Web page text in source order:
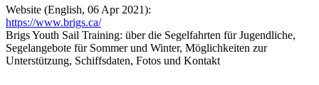
Website (English, 06 Apr 2021):
https://www.brigs.ca/
Brigs Youth Sail Training: über die Segelfahrten für Jugendliche,
Segelangebote für Sommer und Winter, Möglichkeiten zur
Unterstützung, Schiffsdaten, Fotos und Kontakt